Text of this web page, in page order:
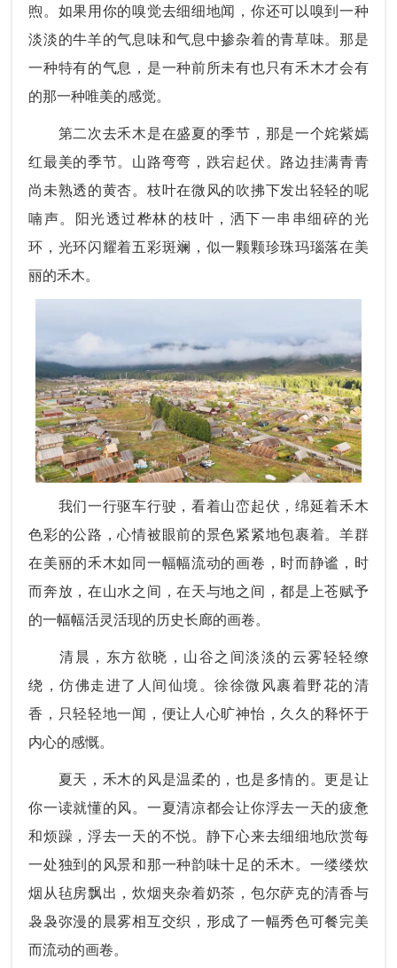
煦。如果用你的嗅觉去细细地闻，你还可以嗅到一种
淡淡的牛羊的气息味和气息中掺杂着的青草味。那是
一种特有的气息，是一种前所未有也只有禾木才会有
的那一种唯美的感觉。
第二次去禾木是在盛夏的季节，那是一个姹紫嫣
红最美的季节。山路弯弯，跌宕起伏。路边挂满青青
尚未熟透的黄杏。枝叶在微风的吹拂下发出轻轻的呢
喃声。阳光透过桦林的枝叶，洒下一串串细碎的光
环，光环闪耀着五彩斑斓，似一颗颗珍珠玛瑙落在美
丽的禾木。
我们一行驱车行驶，看着山峦起伏，绵延着禾木
色彩的公路，心情被眼前的景色紧紧地包裹着。羊群
在美丽的禾木如同一幅幅流动的画卷，时而静谧，时
而奔放，在山水之间，在天与地之间，都是上苍赋予
的一幅幅活灵活现的历史长廊的画卷。
清晨，东方欲晓，山谷之间淡淡的云雾轻轻缭
绕，仿佛走进了人间仙境。徐徐微风裹着野花的清
香，只轻轻地一闻，便让人心旷神怡，久久的释怀于
内心的感慨。
夏天，禾木的风是温柔的，也是多情的。更是让
你一读就懂的风。一夏清凉都会让你浮去一天的疲惫
和烦躁，浮去一天的不悦。静下心来去细细地欣赏每
一处独到的风景和那一种韵味十足的禾木。一缕缕炊
烟从毡房飘出，炊烟夹杂着奶茶，包尔萨克的清香与
袅袅弥漫的晨雾相互交织，形成了一幅秀色可餐完美
而流动的画卷。